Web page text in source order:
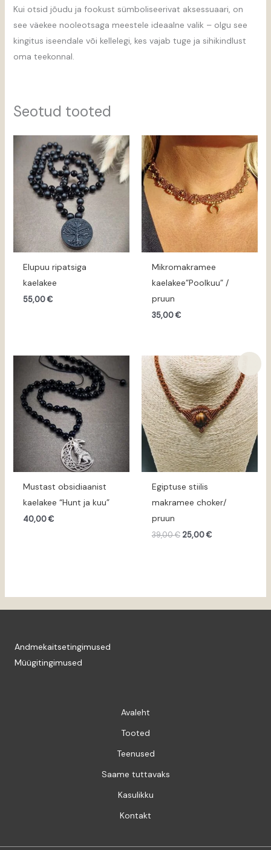
Kui otsid jõudu ja fookust sümboliseerivat aksessuaari, on
see väekee nooleotsaga meestele ideaalne valik – olgu see
kingitus iseendale või kellelegi, kes vajab tuge ja sihikindlust
oma teekonnal.
Seotud tooted
Elupuu ripatsiga
kaelakee
55,00€
Mikromakramee
kaelakee”Poolkuu” /
pruun
35,00€
Mustast obsidiaanist
kaelakee “Hunt ja kuu”
40,00€
Egiptuse stiilis
makramee choker/
pruun
39,00€
Algne
hind
oli:
39,00 €.
25,00€
Praegune
hind
on:
25,00 €.
Andmekaitsetingimused
Müügitingimused
Avaleht
Tooted
Teenused
Saame tuttavaks
Kasulikku
Kontakt